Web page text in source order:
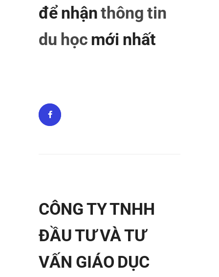
để nhậnthông tin
du học mới nhất
CÔNG TY TNHH
ĐẦU TƯ VÀ TƯ
VẤN GIÁO DỤC